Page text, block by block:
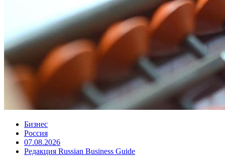
Бизнес
Россия
07.08.2026
Редакция Russian Business Guide